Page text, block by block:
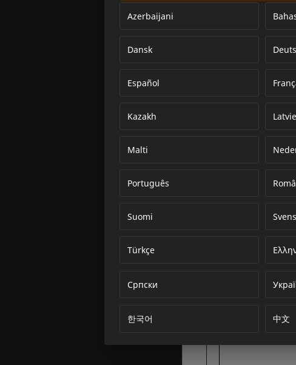
Azerbaijani
Dansk
Español
Kazakh
Malti
Português
Suomi
Türkçe
Српски
한국어 中文